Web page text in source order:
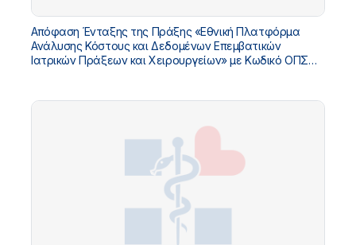
Απόφαση Ένταξης της Πράξης «Εθνική Πλατφόρμα
Ανάλυσης Κόστους και Δεδομένων Επεμβατικών
Ιατρικών Πράξεων και Χειρουργείων» με Κωδικό ΟΠΣ